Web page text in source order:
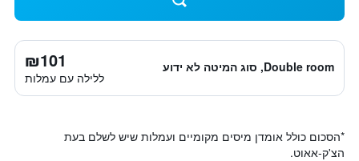
Double room, סוג המיטה לא ידוע ₪101
ללילה עם עמלות
*הסכום כולל אומדן מיסים מקומיים ועמלות שיש לשלם בעת
הצ'ק-אאוט.